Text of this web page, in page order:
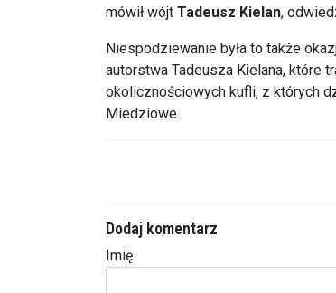
mówił wójt Tadeusz Kielan,
Niespodziewanie była to także
autorstwa Tadeusza Kielana, które
okolicznościowych kufli, z których
Miedziowe.
Dodaj komentarz
Imię